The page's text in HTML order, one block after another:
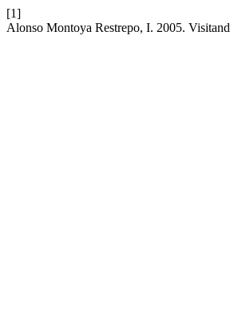
[1]
Alonso Montoya Restrepo, I. 2005.